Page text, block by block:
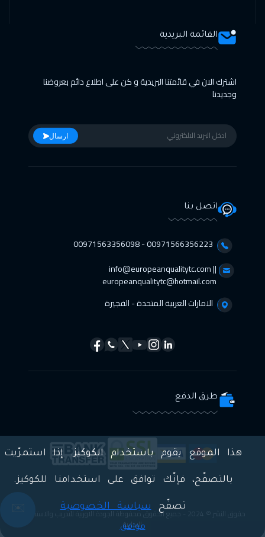
القائمة البريدية
اشترك الان في قائمتنا البريدية و كن على اطلاع دائم بعروضنا
وجديدنا
ارسال
اتصل بنا
00971566356223 - 00971563356098⁩
info@europeanqualitytc.com ||
europeanqualitytc@hotmail.com
الامارات العربية المتحدة - الفجيرة
طرق الدفع
حقوق النشر © 2024 - جميع الحقوق محفوظة الجودة الاوربية للتدريب والاستشارات
الادارية
هذا الموقع يقوم باستخدام الكوكيز. إذا استمرّيت
بالتصفّح، فإنّك توافق على استخدامنا للكوكيز.
تصفّحسياسة الخصوصية
موافق
✉️